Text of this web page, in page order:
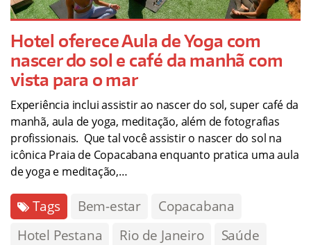
Hotel oferece Aula de Yoga com
nascer do sol e café da manhã com
vista para o mar
Experiência inclui assistir ao nascer do sol, super café da
manhã, aula de yoga, meditação, além de fotografias
profissionais. Que tal você assistir o nascer do sol na
icônica Praia de Copacabana enquanto pratica uma aula
de yoga e meditação,…
Tags Bem-estar
Copacabana
Hotel Pestana
Rio de Janeiro
Saúde